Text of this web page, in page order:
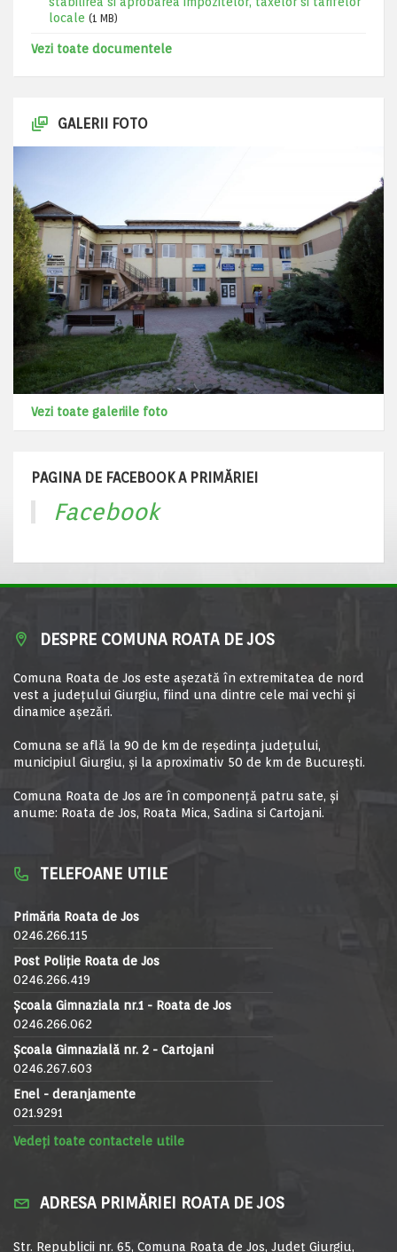
locale (1 MB)
Vezi toate documentele
GALERII FOTO
Vezi toate galeriile foto
PAGINA DE FACEBOOK A PRIMĂRIEI
Facebook
DESPRE COMUNA ROATA DE JOS
Comuna Roata de Jos este aşezată în extremitatea de nord
vest a judeţului Giurgiu, fiind una dintre cele mai vechi şi
dinamice aşezări.
Comuna se află la 90 de km de reşedinţa judeţului,
municipiul Giurgiu, şi la aproximativ 50 de km de Bucureşti.
Comuna Roata de Jos are în componență patru sate, și
anume: Roata de Jos, Roata Mica, Sadina si Cartojani.
TELEFOANE UTILE
Primăria Roata de Jos
0246.266.115
Post Poliție Roata de Jos
0246.266.419
Școala Gimnaziala nr.1 - Roata de Jos
0246.266.062
Școala Gimnazială nr. 2 - Cartojani
0246.267.603
Enel - deranjamente
021.9291
Vedeți toate contactele utile
ADRESA PRIMĂRIEI ROATA DE JOS
Str. Republicii nr. 65, Comuna Roata de Jos, Județ Giurgiu,